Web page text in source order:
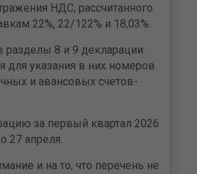
НДС, рассчитанного
22%, 22/122% и 18,03%.
разделы 8 и 9 декларации
для указания в них номеров
и авансовых счетов-
за первый квартал 2026
27 апреля.
и на то, что перечень не